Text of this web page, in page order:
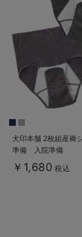
犬印本舗 2枚組産
準備 入院準備
￥1,680 税込